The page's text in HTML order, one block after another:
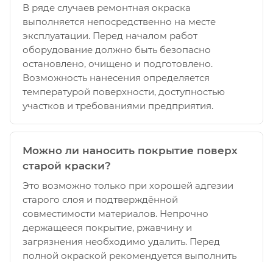
В ряде случаев ремонтная окраска
выполняется непосредственно на месте
эксплуатации. Перед началом работ
оборудование должно быть безопасно
остановлено, очищено и подготовлено.
Возможность нанесения определяется
температурой поверхности, доступностью
участков и требованиями предприятия.
Можно ли наносить покрытие поверх
старой краски?
Это возможно только при хорошей адгезии
старого слоя и подтверждённой
совместимости материалов. Непрочно
держащееся покрытие, ржавчину и
загрязнения необходимо удалить. Перед
полной окраской рекомендуется выполнить